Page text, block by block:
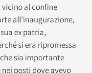
vicino al confine
all’inaugurazione,
ex patria,
si era ripromessa
sia importante
posti dove avevo